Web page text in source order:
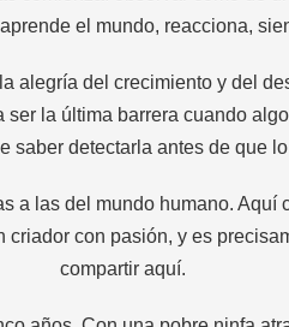
el mundo, reacciona,
alegría del crecimiento y del
la última barrera cuando
saber detectarla antes de que
a las del mundo humano. Aquí
criador con pasión, y es
compartir aquí.